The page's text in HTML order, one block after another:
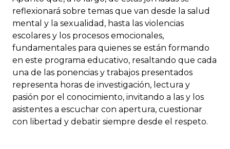
reflexionará sobre temas que van desde la salud
mental y la sexualidad, hasta las violencias
escolares y los procesos emocionales,
fundamentales para quienes se están formando
en este programa educativo, resaltando que cada
una de las ponencias y trabajos presentados
representa horas de investigación, lectura y
pasión por el conocimiento, invitando a las y los
asistentes a escuchar con apertura, cuestionar
con libertad y debatir siempre desde el respeto.